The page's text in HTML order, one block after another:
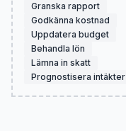
Granska rapport
Godkänna kostnad
Uppdatera budget
Behandla lön
Lämna in skatt
Prognostisera intäkter